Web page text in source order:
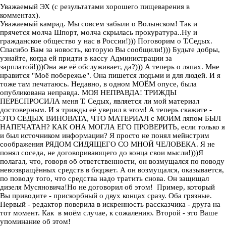
Уважаемый ЭХ (с результатами хорошего пищеварения в
комментах).
Уважаемый камрад. Мы совсем забыли о Волынском! Так и
прячется молча Шпорт, молча скрылась прокуратура..Ну и
гражданское общество у нас в России!))) Поговорим о Т.Седых.
Спасибо Вам за новость, которую Вы сообщили!))) Будьте добры,
узнайте, когда ей придти в кассу Администрации за
зарплатой!)))Она же её обслуживает, да?))) А теперь о ляпах. Мне
нравится "Моё побережье". Она пишется людьми и для людей. И я
тоже там печатаюсь. Недавно, в одном МОЁМ опусе, была
опубликована неправда. МОЯ НЕПРАВДА! ТРИЖДЫ
ПЕРЕСПРОСИЛА меня Т. Седых, является ли мой материал
достоверным. И я трижды её уверил в этом! А теперь скажите -
ЭТО СЕДЫХ ВИНОВАТА, ЧТО МАТЕРИАЛ с МОИМ ляпом БЫЛ
НАПЕЧАТАН? КАК ОНА МОГЛА ЕГО ПРОВЕРИТЬ, если только я
и был источником информации? Я просто не понял мейнстрим
соображения РЯДОМ СИДЯЩЕГО СО МНОЙ ЧЕЛОВЕКА. Я не
понял соседа, не договоривающего до конца свои мысли!)))Я
полагал, что, говоря об ответственности, он возмущался по поводу
невозвращённых средств в бюджет. А он возмущался, оказывается,
по поводу того, что средства надо тратить снова. Он защищал
дизеля Мусяновича!Но не договорил об этом! Пример, который
Вы приводите - прискорбный о двух концах сразу. Оба грязные.
Первый - редактор поверила в искренность рассказчика - друга на
тот момент. Как в моём случае, к сожалению. Второй - это Ваше
упоминание об этом!